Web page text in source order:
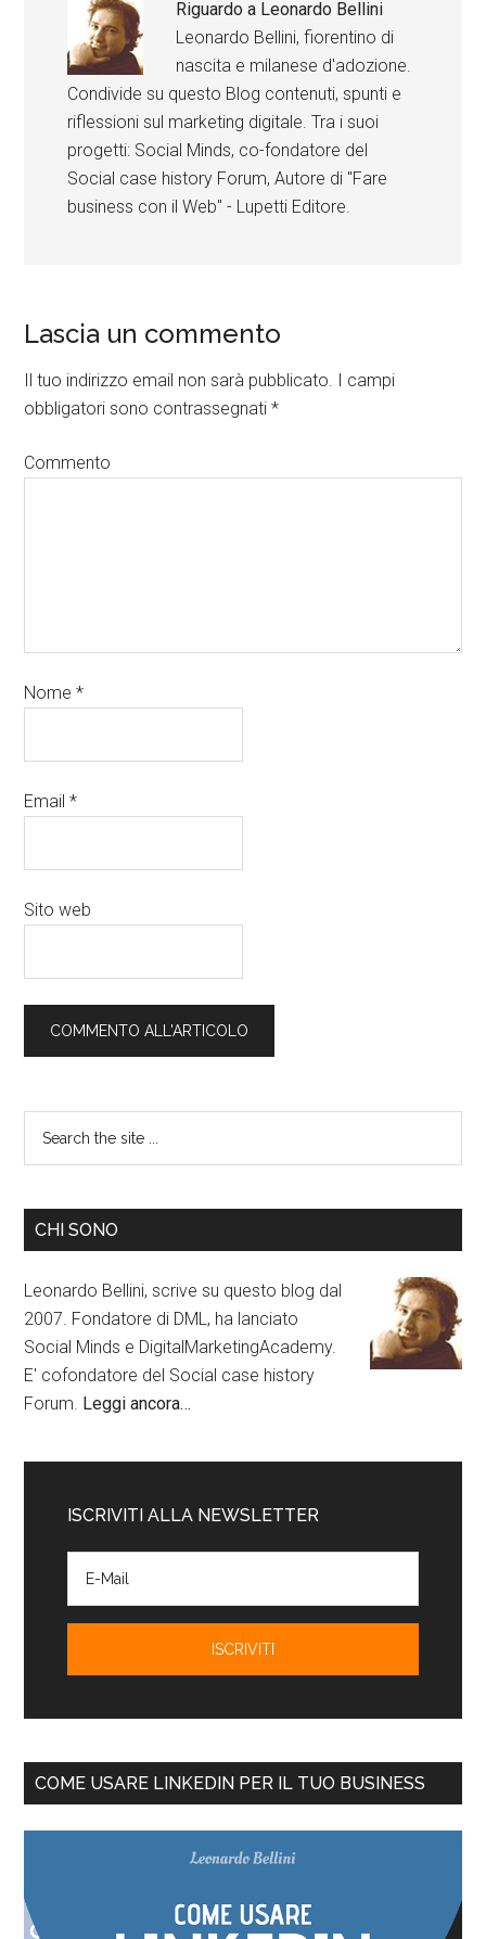
Riguardo a Leonardo Bellini
Leonardo Bellini, fiorentino di
nascita e milanese d'adozione.
Condivide su questo Blog contenuti, spunti e
riflessioni sul marketing digitale. Tra i suoi
progetti: Social Minds, co-fondatore del
Social case history Forum, Autore di "Fare
business con il Web" - Lupetti Editore.
Lascia un commento
Il tuo indirizzo email non sarà pubblicato. I campi
obbligatori sono contrassegnati*
Commento
Nome*
Email*
Sito web
CHI SONO
Leonardo Bellini, scrive su questo blog dal
2007. Fondatore di DML, ha lanciato
Social Minds e DigitalMarketingAcademy.
E' cofondatore del Social case history
Forum. Leggi ancora…
ISCRIVITI ALLA NEWSLETTER
COME USARE LINKEDIN PER IL TUO BUSINESS